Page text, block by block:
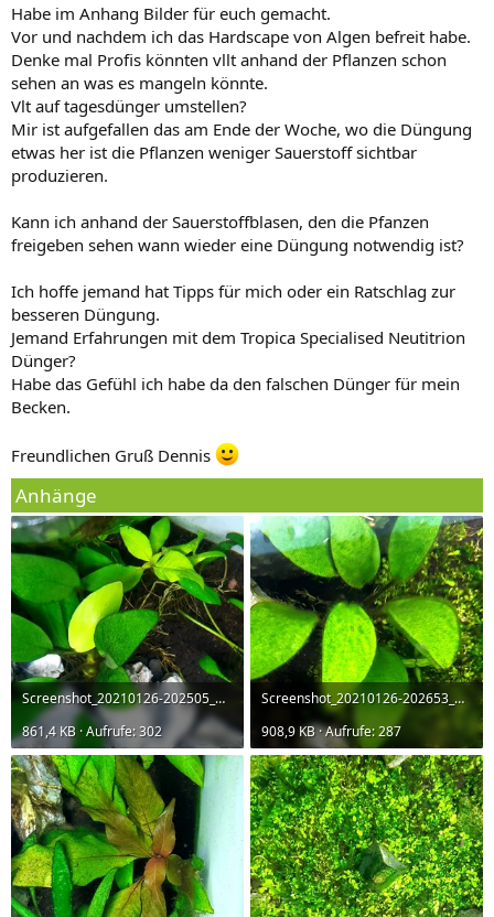
Habe im Anhang Bilder für euch gemacht.
Vor und nachdem ich das Hardscape von Algen befreit habe.
Denke mal Profis könnten vllt anhand der Pflanzen schon
sehen an was es mangeln könnte.
Vlt auf tagesdünger umstellen?
Mir ist aufgefallen das am Ende der Woche, wo die Düngung
etwas her ist die Pflanzen weniger Sauerstoff sichtbar
produzieren.
Kann ich anhand der Sauerstoffblasen, den die Pfanzen
freigeben sehen wann wieder eine Düngung notwendig ist?
Ich hoffe jemand hat Tipps für mich oder ein Ratschlag zur
besseren Düngung.
Jemand Erfahrungen mit dem Tropica Specialised Neutitrion
Dünger?
Habe das Gefühl ich habe da den falschen Dünger für mein
Becken.
Freundlichen Gruß Dennis
Anhänge
Screenshot_20210126-202505_Gallery.jpg
861,4 KB · Aufrufe: 302
Screenshot_20210126-202653_Gallery.jpg
908,9 KB · Aufrufe: 287